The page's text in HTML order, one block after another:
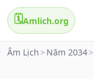
🗓️Amlich.org
Âm Lịch > Năm 2034>